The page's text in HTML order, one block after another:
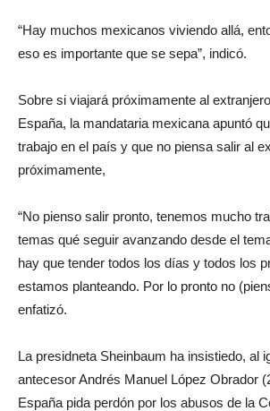
“Hay muchos mexicanos viviendo allá,
eso es importante que se sepa”, indicó.
Sobre si viajará próximamente al
España, la mandataria mexicana apuntó
trabajo en el país y que no piensa salir al
próximamente,
“No pienso salir pronto, tenemos mucho
temas qué seguir avanzando desde el
hay que tender todos los días y todos los
estamos planteando. Por lo pronto no
enfatizó.
La presidneta Sheinbaum ha insistiedo, al
antecesor Andrés Manuel López Obrador
España pida perdón por los abusos de la